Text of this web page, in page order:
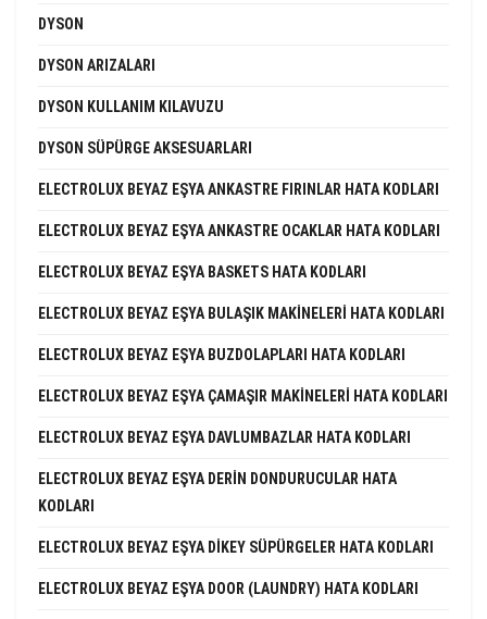
DYSON
DYSON ARIZALARI
DYSON KULLANIM KILAVUZU
DYSON SÜPÜRGE AKSESUARLARI
ELECTROLUX BEYAZ EŞYA ANKASTRE FIRINLAR HATA KODLARI
ELECTROLUX BEYAZ EŞYA ANKASTRE OCAKLAR HATA KODLARI
ELECTROLUX BEYAZ EŞYA BASKETS HATA KODLARI
ELECTROLUX BEYAZ EŞYA BULAŞIK MAKINELERI HATA KODLARI
ELECTROLUX BEYAZ EŞYA BUZDOLAPLARI HATA KODLARI
ELECTROLUX BEYAZ EŞYA ÇAMAŞIR MAKINELERI HATA KODLARI
ELECTROLUX BEYAZ EŞYA DAVLUMBAZLAR HATA KODLARI
ELECTROLUX BEYAZ EŞYA DERIN DONDURUCULAR HATA
KODLARI
ELECTROLUX BEYAZ EŞYA DIKEY SÜPÜRGELER HATA KODLARI
ELECTROLUX BEYAZ EŞYA DOOR (LAUNDRY) HATA KODLARI